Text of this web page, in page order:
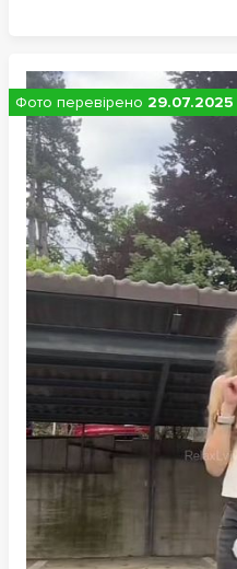
Фото перевірено 29.07.2025